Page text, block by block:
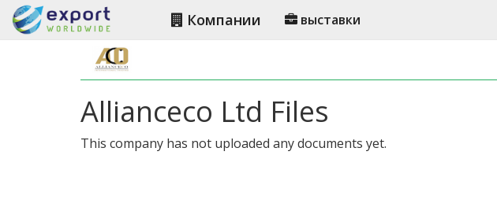
Компании выставки
Allianceco Ltd Files
This company has not uploaded any documents yet.